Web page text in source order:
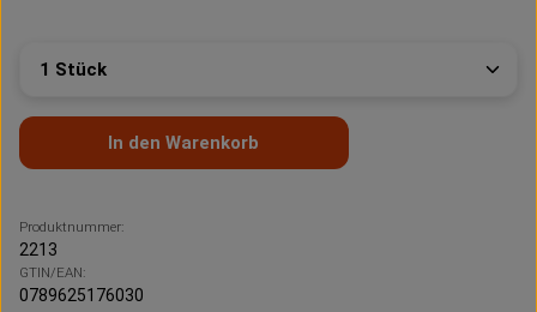
Produkt Anzahl: Gib den gewünschten Wert ein
In den Warenkorb
Produktnummer:
2213
GTIN/EAN:
0789625176030